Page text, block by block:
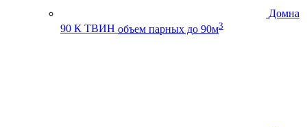
Домна
90 К ТВИН объем парных до 90м3